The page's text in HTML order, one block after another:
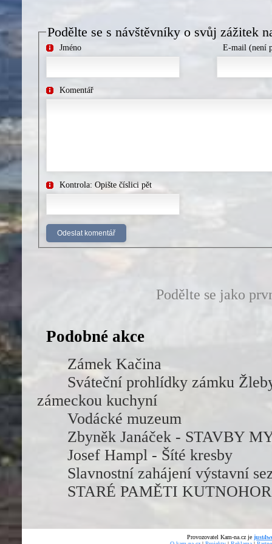
Podělte se s návštěvníky o svůj zážitek
Jméno E-mail (není
Komentář
Kontrola: Opište číslici pět
Podělte se jako
Podobné akce
Zámek Kačina
Sváteční prohlídky zámku
zámeckou kuchyní
Vodácké muzeum
Zbyněk Janáček - STAVBY
Josef Hampl - Šíté kresby
Slavnostní zahájení výstavní
STARÉ PAMĚTI
Provozovatel Kam-na.cz je